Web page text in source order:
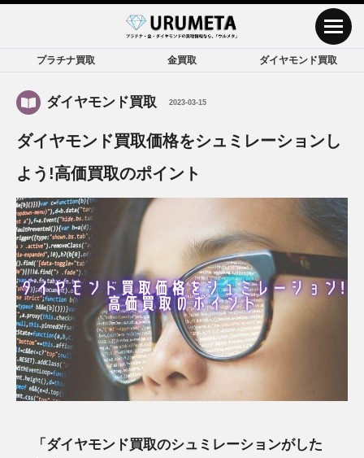
プラチナ買取 金買取 ダイヤモンド買取
ダイヤモンド買取 2023-03-15
ダイヤモンド買取価格をシュミレーションし
よう!高価買取のポイント
「ダイヤモンド買取のシュミレーションがした